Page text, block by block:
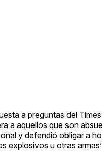
a preguntas del
a aquellos que son
y defendió obligar a
explosivos u otras